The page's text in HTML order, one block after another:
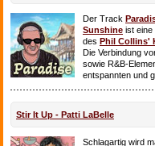
Der Track
Sunshine ist eine
des Phil Collins'
Die Verbindung
sowie R&B-
entspannten und
Stir It Up - Patti LaBelle
Schlagartig wird